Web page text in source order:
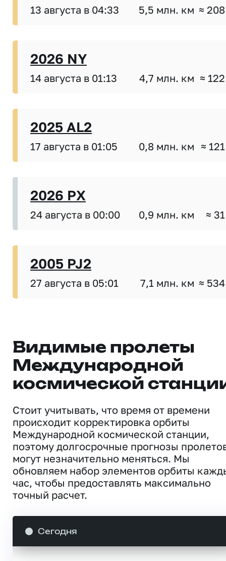
13 августа в 04:33 5,5 млн. км ≈
2026 NY
14 августа в 01:13 4,7 млн. км ≈
2025 AL2
17 августа в 01:05 0,8 млн. км ≈
2026 PX
24 августа в 00:00 0,9 млн. км ≈
2005 PJ2
27 августа в 05:01 7,1 млн. км ≈
Видимые пролеты
Международной
космической
Стоит учитывать, что время от времени
происходит корректировка орбиты
Международной космической станции,
поэтому долгосрочные прогнозы
могут незначительно меняться. Мы
обновляем набор элементов орбиты
час, чтобы предоставлять максимально
точный расчет.
Сегодня